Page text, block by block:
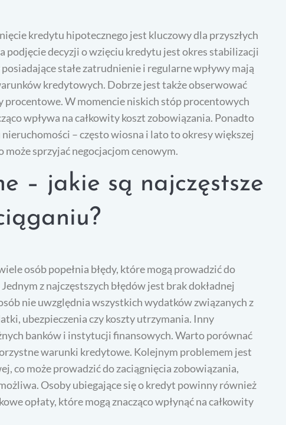
kredytu hipotecznego jest kluczowy dla przyszłych
podjęcie decyzji o wzięciu kredytu jest okres stabilizacji
stałe zatrudnienie i regularne wpływy mają
kredytowych. Dobrze jest także obserwować
procentowe. W momencie niskich stóp procentowych
wpływa na całkowity koszt zobowiązania. Ponadto
– często wiosna i lato to okresy większej
sprzyjać negocjacjom cenowym.
– jakie są najczęstsze
osób popełnia błędy, które mogą prowadzić do
z najczęstszych błędów jest brak dokładnej
nie uwzględnia wszystkich wydatków związanych z
ubezpieczenia czy koszty utrzymania. Inny
banków i instytucji finansowych. Warto porównać
warunki kredytowe. Kolejnym problemem jest
co może prowadzić do zaciągnięcia zobowiązania,
Osoby ubiegające się o kredyt powinny również
opłaty, które mogą znacząco wpłynąć na całkowity